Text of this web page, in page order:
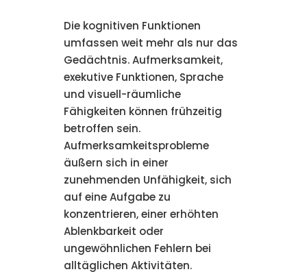
Die kognitiven Funktionen
umfassen weit mehr als nur das
Gedächtnis. Aufmerksamkeit,
exekutive Funktionen, Sprache
und visuell-räumliche
Fähigkeiten können frühzeitig
betroffen sein.
Aufmerksamkeitsprobleme
äußern sich in einer
zunehmenden Unfähigkeit, sich
auf eine Aufgabe zu
konzentrieren, einer erhöhten
Ablenkbarkeit oder
ungewöhnlichen Fehlern bei
alltäglichen Aktivitäten.